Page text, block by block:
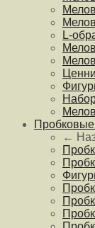
L-
Пробковые
←